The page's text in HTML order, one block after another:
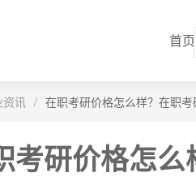
首页
资讯 / 在职考研价格怎么样？在职
考研价格怎